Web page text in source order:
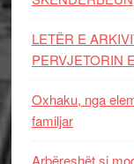
LETËR E
PERVJETORIN
Oxhaku, nga
familjar
Arbëreshët si